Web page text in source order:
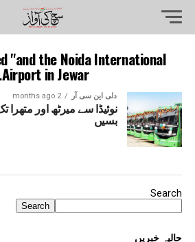
"and the Noida International
Airport in Jewar."
دلی این سی آر 2 months ago
نوئیڈا سے میرٹھ اور
بسیں
Search
Search
حالیہ خبریں